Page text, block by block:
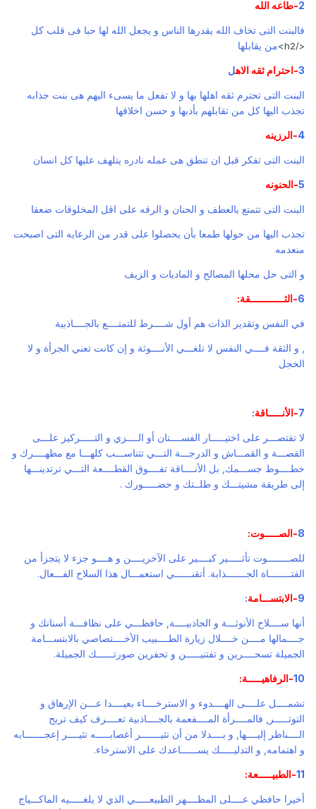
2-طاعه الله
فالبنت التى تخاف الله يقدرها الناس و يجعل الله لها حبا فى قلب كل
</h2> من يقابلها
3-احترام ثقه الاهل
البنت التى تحترم ثقه اهلها بها و لا تفعل ما يسىء اليهم هى بنت جذابه
تجذب اليها كل من تقابلهم بأدبها و حسن اخلاقها
4-الرزينه
البنت التى تفكر قبل ان تنطق هى عمله نادره يتلهف عليها كل انسان
5-الحنونه
البنت التى تتمتع بالعطف و الحنان و الرقه على اقل المخلوقات ضعفا
تجذب اليها من حولها طمعا بأن يحصلوا على قدر من الرعايه التى اصبحت
منعدمه
و التى حل محلها المصالح و الماديات و الزيف
6-الثــــــــــــقة:
في النفس وتقدير الذات هم أول شــــرط للتمتــــع بالجــــاذبية
, و الثقة فــــي النفس لا تلغـــي الأنــــوثة و إن كانت تعني الجرأة و لا
الخجل
7-الأنـــــاقة:
لا تقتصـــر على اختيـــــار الفســــتان أو الــــزي و التـــــركيز علـــى
القصـــة و القمـــاش و الدرجـــة التـــي تتناســـب كلهـــا مع مظهــــرك و
خطــــوط جســـمك, بل الأنــــاقة تفــــوق القطــــعة التـــي ترتدينـــها
إلى طريقة مشيتـــك و طلــتك و حضـــــورك .
8-الصـــــوت:
للصــــــــوت تأثـــــير كبــــير على الآخريــــن و هــــو جزء لا يتجزأ من
الفتــــــــاة الجـــــــذابة. أتقنــــــي استعمـــال هذا السلاح الفـــعال.
9-الابتســـامة:
أنها ســــلاح الأنوثـــة و الجاذبيــــة, حافظـــي على نظافـــة أسنانك و
جــــمالها مــــن خــــلال زيارة الطــــبيب الأخــــتصاصي بالابتســـامة
الجميلة تسحــــرين و تفتنيـــــن و تحفرين صورتــــــك الجميلة.
10-الرفاهيـــــة:
تشمــــل علــــى الهــــدوء و الاسترخــــاء بعيــــدا عـــن الإرهاق و
التوتـــــر, فالمــــرأة المــــفعمة بالجــــاذبية تعــــرف كيف تريح
الــــناظر إليــــها, و بــــدلا من أن تثيـــــــر أعصابـــــه تثيــــر إعجـــــــابه
و اهتمامه, و التدليـــــك يســــــاعدك على الاسترخاء.
11-الطبيـــــعة:
أخيرا حافظي عــــلى المظــــهر الطبيعـــــي الذي لا يلغـــــيه الماكـــياج